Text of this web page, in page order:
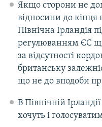
Якщо сторони не
відносини до кінця
Північна Ірландія
регулюванням ЄС
за відсутності
британську
що не до вподоби
В Північній
хочуть і